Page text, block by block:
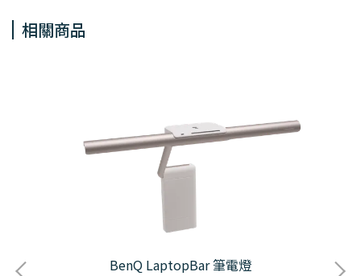
相關商品
BenQ LaptopBar 筆電燈